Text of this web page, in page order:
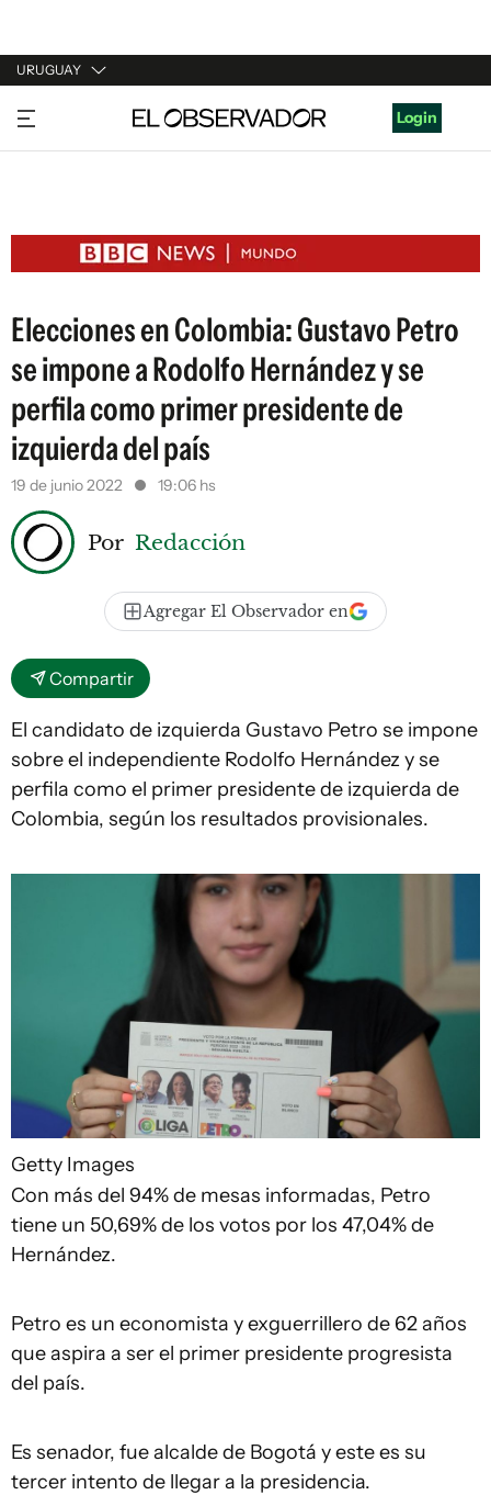
URUGUAY
URUGUAY
ARGENTINA
ESTADOS UNIDOS
Login
Elecciones en Colombia: Gustavo Petro
se impone a Rodolfo Hernández y se
perfila como primer presidente de
izquierda del país
19 de junio 2022 19:06 hs
Por Redacción
Agregar El Observador en
Compartir
El candidato de izquierda Gustavo Petro se impone
sobre el independiente Rodolfo Hernández y se
perfila como el primer presidente de izquierda de
Colombia, según los resultados provisionales.
Getty Images
Con más del 94% de mesas informadas, Petro
tiene un 50,69% de los votos por los 47,04% de
Hernández.
Petro es un economista y exguerrillero de 62 años
que aspira a ser el primer presidente progresista
del país.
Es senador, fue alcalde de Bogotá y este es su
tercer intento de llegar a la presidencia.